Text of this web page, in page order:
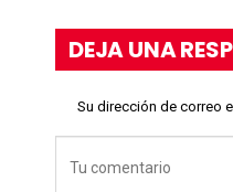
DEJA UNA
Su dirección de correo